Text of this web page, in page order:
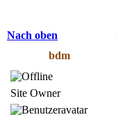
Nach oben
bdm
Site Owner